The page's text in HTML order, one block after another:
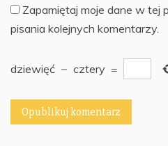
Zapamiętaj moje dane w tej
pisania kolejnych komentarzy.
dziewięć − cztery =